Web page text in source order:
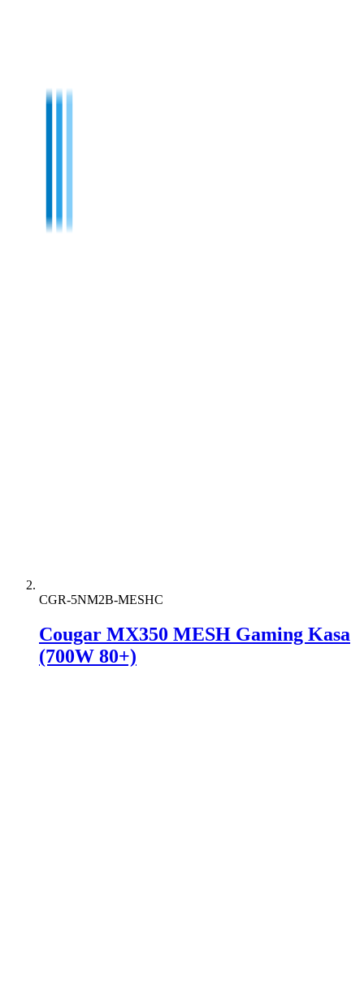
CGR-5NM2B-MESHC
Cougar MX350 MESH Gaming Kasa
(700W 80+)